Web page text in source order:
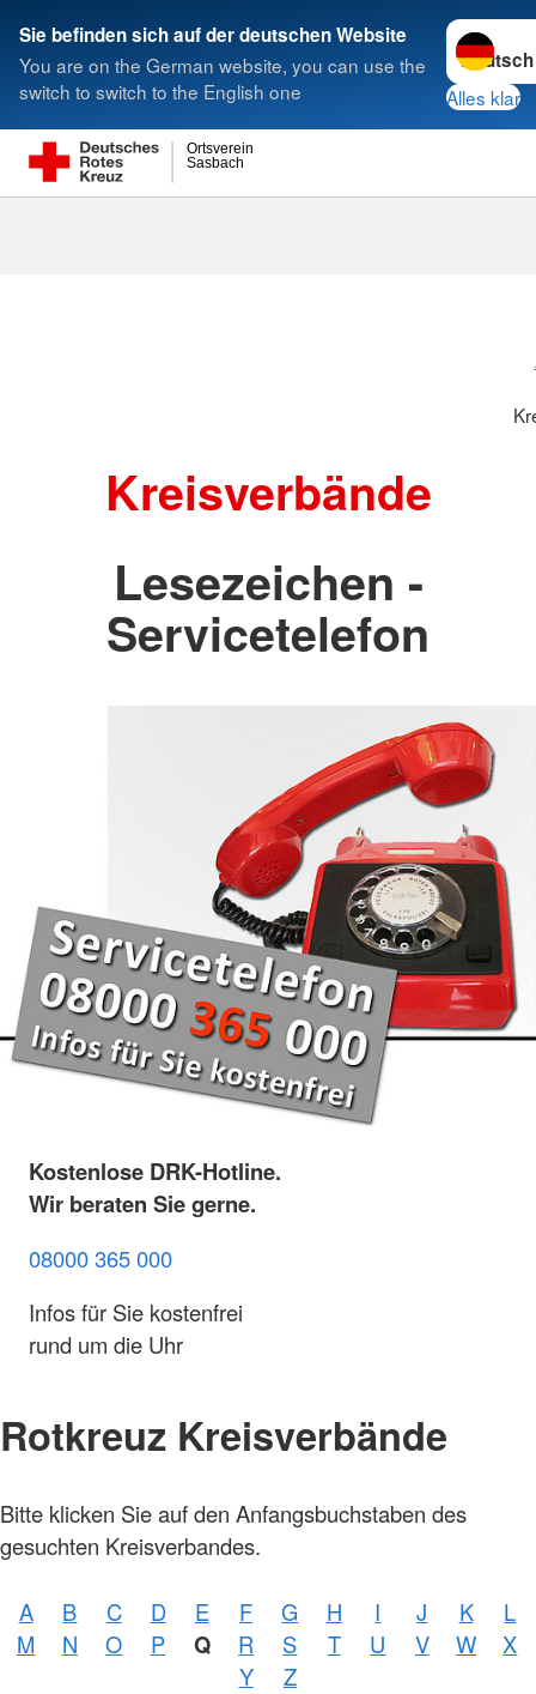
Sie befinden sich auf der deutschen Website
You are on the German website, you can use the
switch to switch to the English one
Sprache
Alles klar
Sasbach
Ortsverein
Suche
Kreisverbände
Lesezeichen -
Servicetelefon
Kostenlose DRK-Hotline.
Wir beraten Sie gerne.
08000 365 000
Infos für Sie kostenfrei
rund um die Uhr
Rotkreuz Kreisverbände
Bitte klicken Sie auf den Anfangsbuchstaben des
gesuchten Kreisverbandes.
A B C D E F G H I J K
L
M
N O P Q R S T U V W
X
Y
Z
Foto:
Zelck /